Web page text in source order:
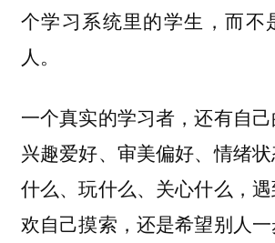
个学习系统里的学生，而不
人。
一个真实的学习者，还有自己
兴趣爱好、审美偏好、情绪
什么、玩什么、关心什么，
欢自己摸索，还是希望别人一